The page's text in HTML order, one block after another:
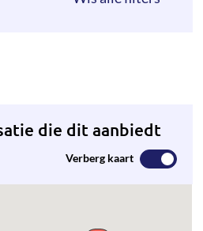
die dit aanbiedt
Verberg kaart